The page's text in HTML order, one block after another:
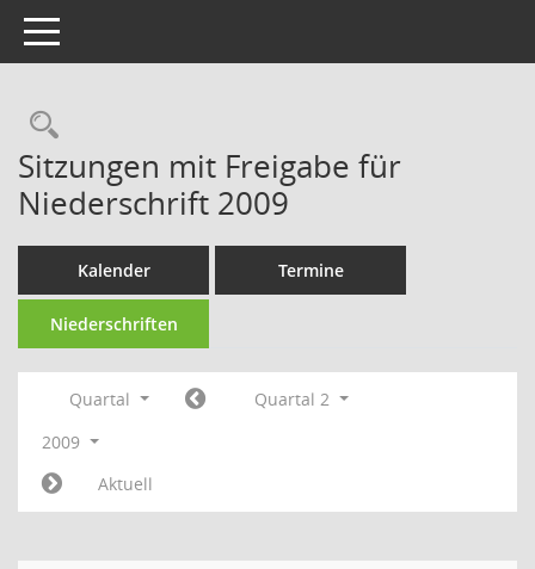
Toggle navigation
Rechercheauswahl
Sitzungen mit Freigabe für
Niederschrift 2009
Kalender Termine
Niederschriften
Quartal
Quartal 2
2009
Aktuell